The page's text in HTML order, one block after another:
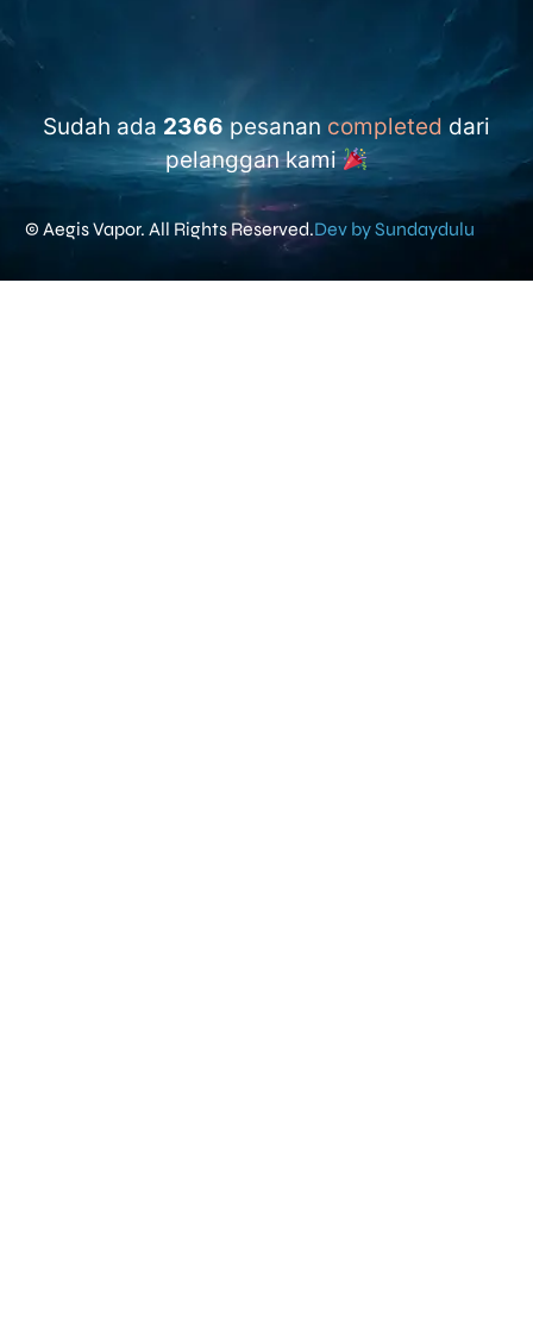
Sudah ada 2366 pesanan completed dari
pelanggan kami
© Aegis Vapor. All Rights Reserved.Dev by Sundaydulu